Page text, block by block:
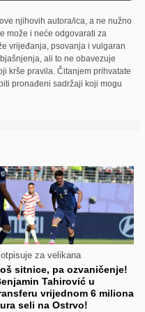
njihovih autora/ica, a ne nužno
može i neće odgovarati za
vrijeđanja, psovanja i vulgaran
ali to ne obavezuje
krše pravila. Čitanjem prihvatate
pronađeni sadržaji koji mogu
za velikana
sitnice, pa ozvaničenje!
Tahirović u
vrijednom 6 miliona
seli na Ostrvo!